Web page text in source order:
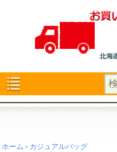
ホーム
カジュアルバッグ